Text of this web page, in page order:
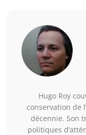
Hugo Roy
conservation de
décennie. Son
politiques